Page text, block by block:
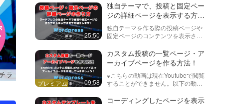
25:50
独自テーマで、投稿と固定ペー
ジの詳細ページを表示する方
法！
独自テーマを作る際の投稿ページや
固定ページのコンテンツを表示させ
関数や書き方などがありますので、
この動画で学んでいきましょう！ち
なみにこの動画では基本的な部分し
か紹介…
09:58
カスタム投稿の一覧ページ・ア
ーカイブページを作る方法！
※こちらの動画は現在Youtubeで閲覧
することができません。以下の動画
員）することで閲覧可能です。
コーディングしたページを表示